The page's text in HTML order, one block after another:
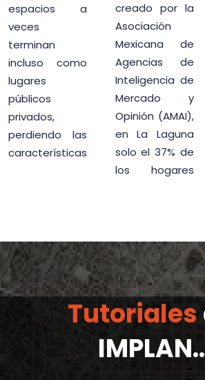
espacios a
veces
terminan
incluso como
lugares
públicos
privados,
perdiendo las
características
creado por la
Asociación
Mexicana de
Agencias de
Inteligencia de
Mercado y
Opinión (AMAI),
en La Laguna
solo el 37% de
los hogares
Tutoriales